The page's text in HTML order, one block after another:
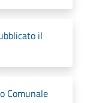
il
Comunale